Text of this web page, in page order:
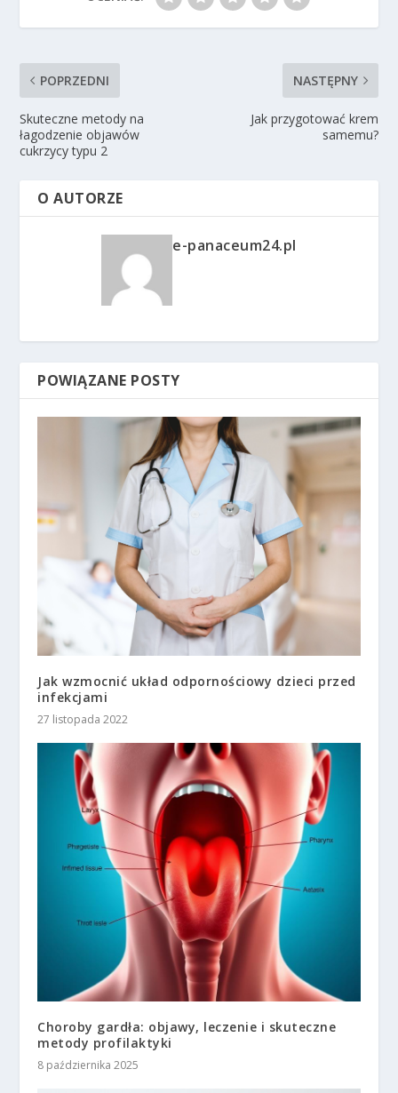
POPRZEDNI
Skuteczne metody na
łagodzenie objawów
cukrzycy typu 2
NASTĘPNY
Jak przygotować krem
samemu?
O AUTORZE
e-panaceum24.pl
POWIĄZANE POSTY
Jak wzmocnić układ odpornościowy dzieci przed
infekcjami
27 listopada 2022
Choroby gardła: objawy, leczenie i skuteczne
metody profilaktyki
8 października 2025